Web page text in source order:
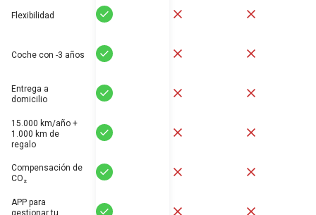
Flexibilidad Sí
Coche con -3 años Sí
Entrega a
domicilio
Sí
15.000 km/año +
1.000 km de
regalo
Sí
Compensación de
CO₂
Sí
APP para
gestionar tu
Sí